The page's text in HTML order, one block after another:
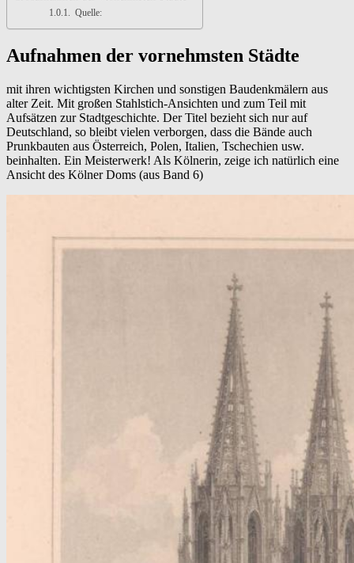
Quelle:
Aufnahmen der vornehmsten Städte
mit ihren wichtigsten Kirchen und sonstigen Baudenkmälern aus
alter Zeit. Mit großen Stahlstich-Ansichten und zum Teil mit
Aufsätzen zur Stadtgeschichte. Der Titel bezieht sich nur auf
Deutschland, so bleibt vielen verborgen, dass die Bände auch
Prunkbauten aus Österreich, Polen, Italien, Tschechien usw.
beinhalten. Ein Meisterwerk! Als Kölnerin, zeige ich natürlich eine
Ansicht des Kölner Doms (aus Band 6)